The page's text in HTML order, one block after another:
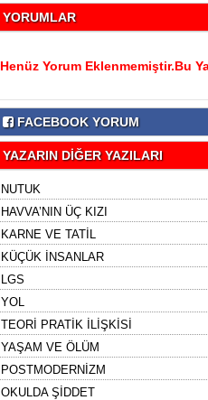
YORUMLAR
Henüz Yorum Eklenmemiştir.Bu
FACEBOOK YORUM
YAZARIN DİĞER YAZILARI
NUTUK
HAVVA’NIN ÜÇ KIZI
KARNE VE TATİL
KÜÇÜK İNSANLAR
LGS
YOL
TEORİ PRATİK İLİŞKİSİ
YAŞAM VE ÖLÜM
POSTMODERNİZM
OKULDA ŞİDDET